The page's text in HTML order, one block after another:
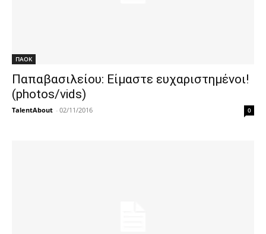
ΠΑΟΚ
Παπαβασιλείου: Είμαστε ευχαριστημένοι!
(photos/vids)
TalentAbout - 02/11/2016 0